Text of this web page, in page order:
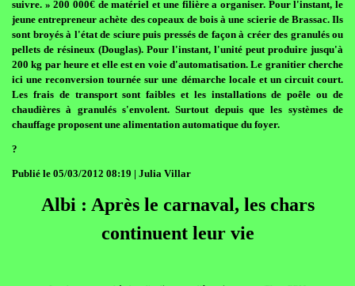
suivre. » 200 000€ de matériel et une filière a organiser. Pour l'instant, le
jeune entrepreneur achète des copeaux de bois à une scierie de Brassac. Ils
sont broyés à l'état de sciure puis pressés de façon à créer des granulés ou
pellets de résineux (Douglas). Pour l'instant, l'unité peut produire jusqu'à
200 kg par heure et elle est en voie d'automatisation. Le granitier cherche
ici une reconversion tournée sur une démarche locale et un circuit court.
Les frais de transport sont faibles et les installations de poêle ou de
chaudières à granulés s'envolent. Surtout depuis que les systèmes de
chauffage proposent une alimentation automatique du foyer.
?
Publié le 05/03/2012 08:19 | Julia Villar
Albi : Après le carnaval, les chars
continuent leur vie